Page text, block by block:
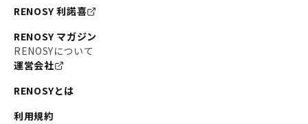
RENOSY 利諾喜
RENOSY マガジン
RENOSYについて
運営会社
RENOSYとは
利用規約